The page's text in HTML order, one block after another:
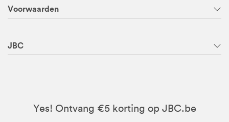
Voorwaarden
JBC
Yes! Ontvang €5 korting op JBC.be